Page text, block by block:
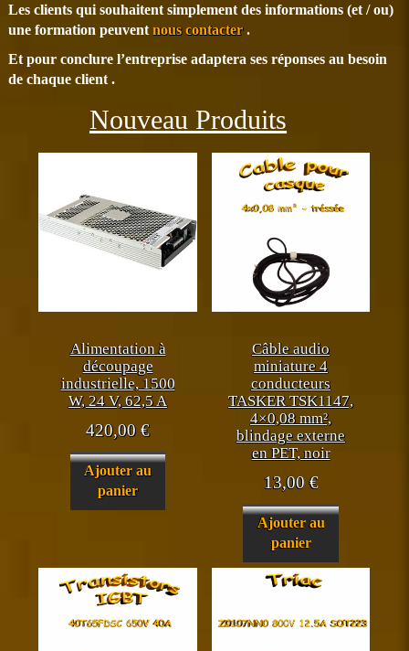
Les clients qui souhaitent simplement des informations (et / ou)
une formation peuventnous contacter.
Et pour conclure l’entreprise adaptera ses réponses au besoin
de chaque client .
Nouveau Produits
Alimentation à
découpage
industrielle, 1500
W, 24 V, 62,5 A
420,00 €
Ajouter au
panier
Câble audio
miniature 4
conducteurs
TASKER TSK1147,
4×0,08 mm²,
blindage externe
en PET, noir
13,00€
Ajouter au
panier